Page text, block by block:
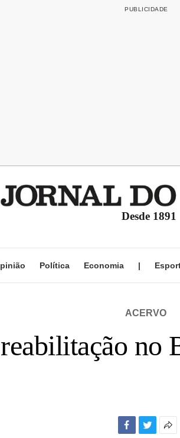
Desde 1891
Política Economia |
ACERVO
no